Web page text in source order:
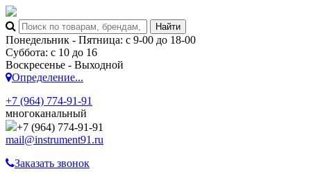
Понедельник - Пятница: с 9-00 до 18-00
Суббота: с 10 до 16
Воскресенье - Выходной
Определение...
+7 (964) 774-91-91
многоканальный
+7 (964) 774-91-91
mail@instrument91.ru
Заказать звонок